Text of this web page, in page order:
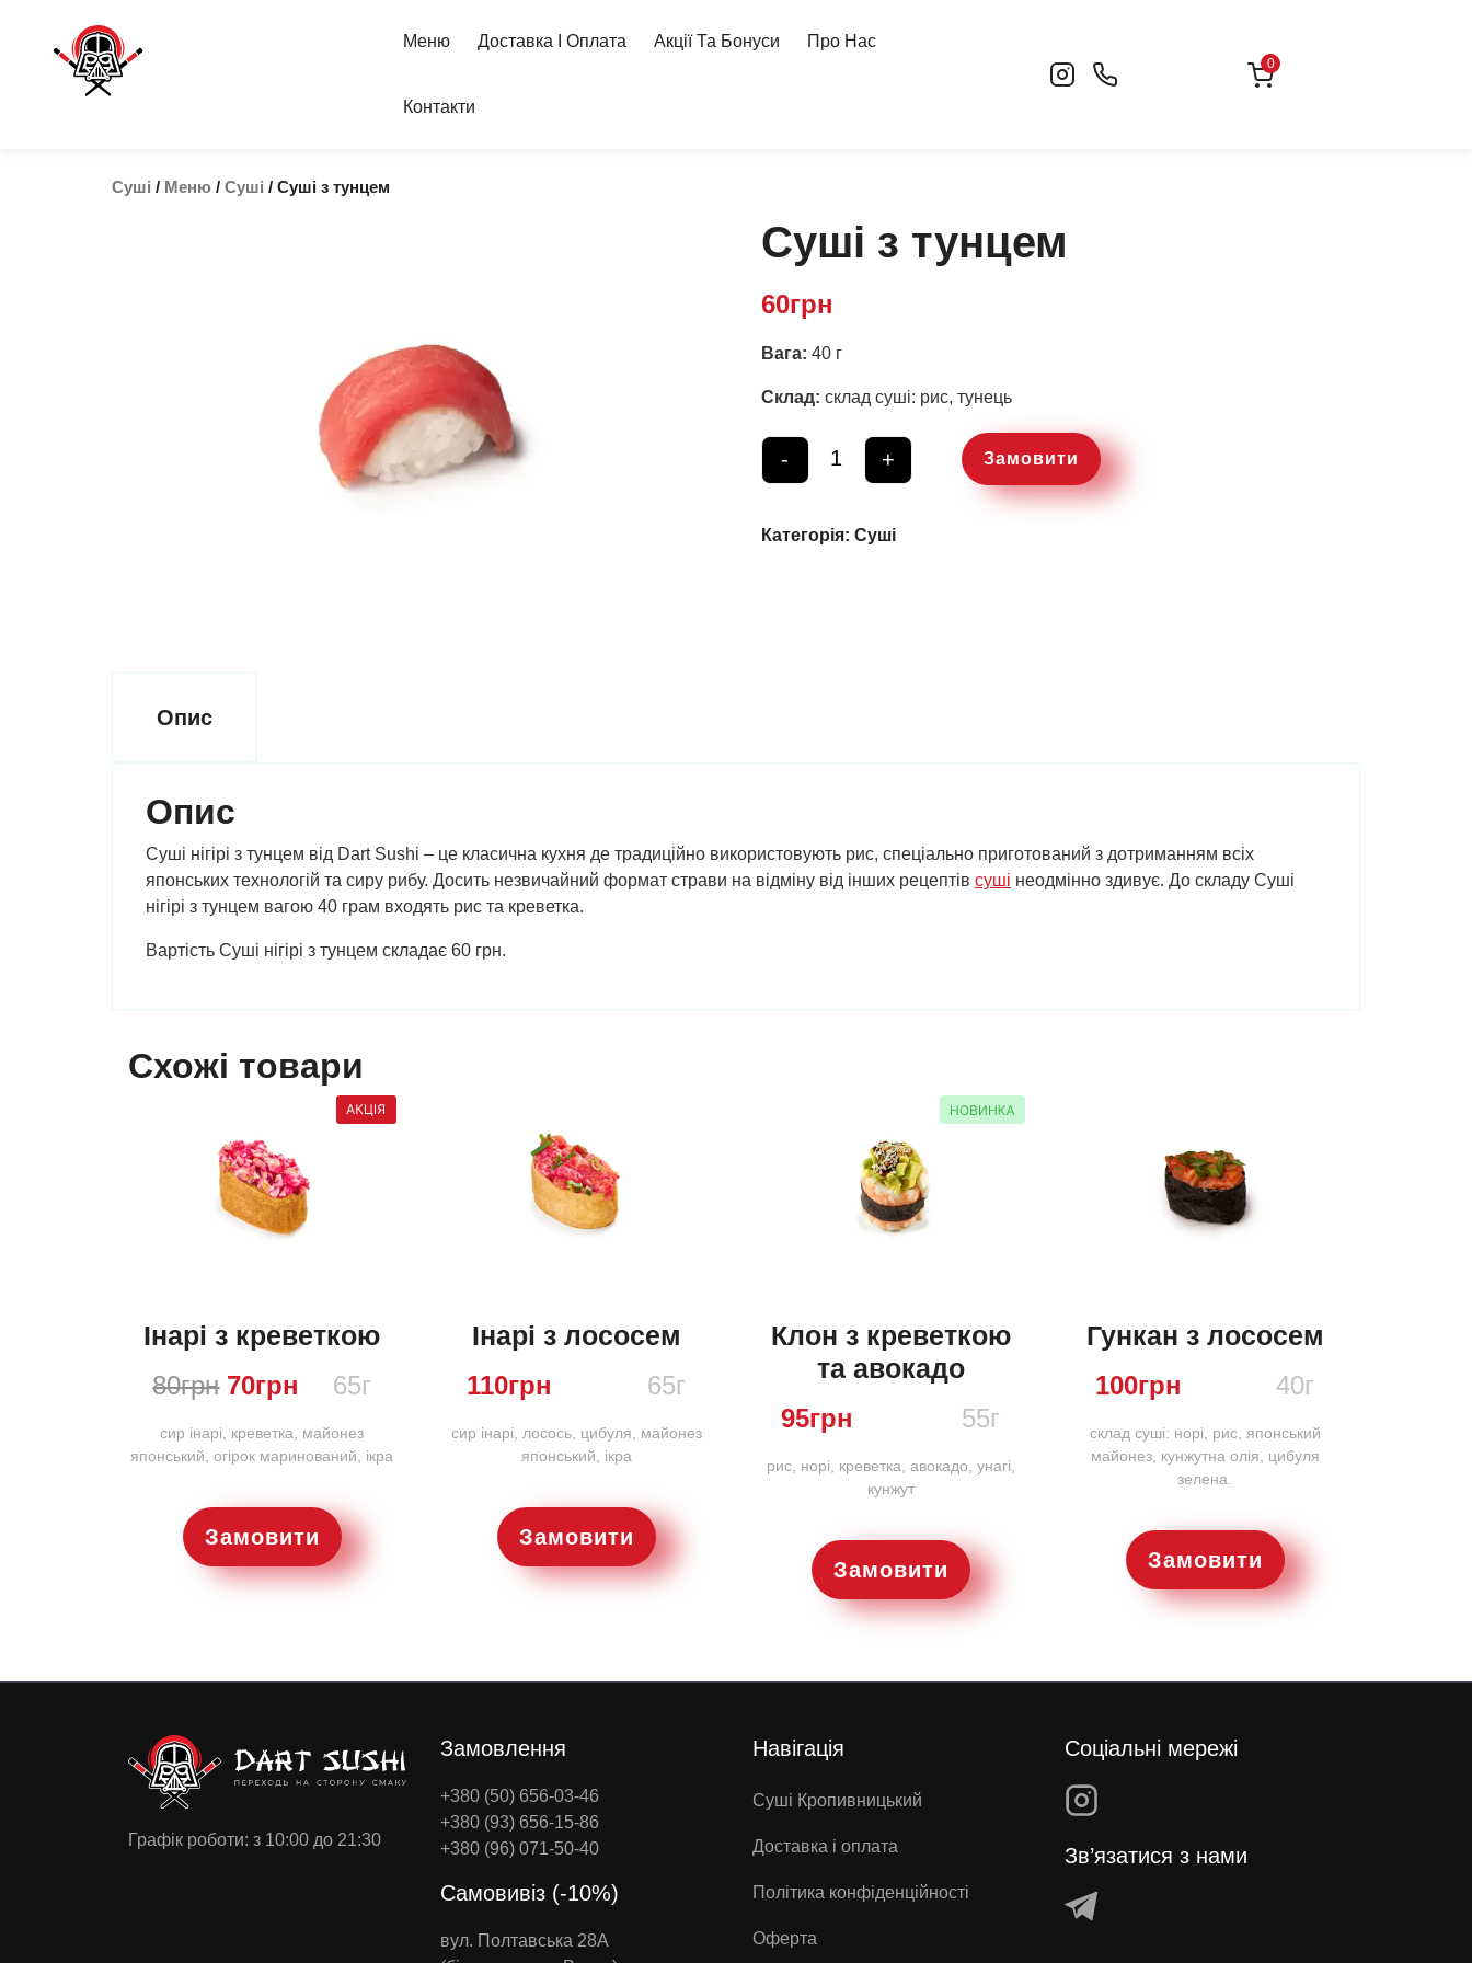
Меню Доставка І Оплата Акції Та Бонуси Про Нас
Контакти
0
Суші / Меню / Суші / Суші з тунцем
Суші з тунцем
60грн
Вага: 40 г
Склад: склад суші: рис, тунець
Quantity
- + Замовити
Категорія: Суші
Опис
Опис
Суші нігірі з тунцем від Dart Sushi – це класична кухня де традиційно використовують рис, спеціально приготований з дотриманням всіх
японських технологій та сиру рибу. Досить незвичайний формат страви на відміну від інших рецептів суші неодмінно здивує. До складу Суші
нігірі з тунцем вагою 40 грам входять рис та креветка.
Вартість Суші нігірі з тунцем складає 60 грн.
Схожі товари
Інарі з креветкою
80грн 70грн 65г
сир інарі, креветка, майонез
японський, огірок маринований, ікра
Замовити
Інарі з лососем
110грн 65г
сир інарі, лосось, цибуля, майонез
японський, ікра
Замовити
Клон з креветкою
та авокадо
95грн 55г
рис, норі, креветка, авокадо, унагі,
кунжут
Замовити
Гункан з лососем
100грн 40г
склад суші: норі, рис, японський
майонез, кунжутна олія, цибуля
зелена.
Замовити
Графік роботи: з 10:00 до 21:30
Замовлення
+380 (50) 656-03-46
+380 (93) 656-15-86
+380 (96) 071-50-40
Самовивіз (-10%)
вул. Полтавська 28А
Навігація
Суші Кропивницький
Доставка і оплата
Політика конфіденційності
Оферта
Соціальні мережі
Зв’язатися з нами